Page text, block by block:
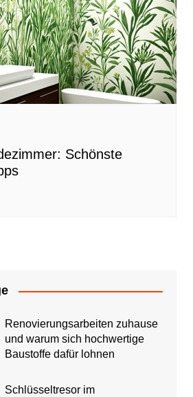
Schönste
Renovierungsarbeiten zuhause
und warum sich hochwertige
Baustoffe dafür lohnen
Schlüsseltresor im